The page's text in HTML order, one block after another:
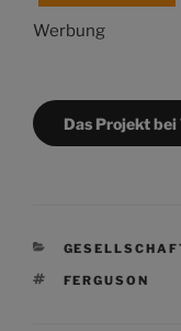
Werbung
Das Projekt bei
KATEGORIEN
FERGUSON